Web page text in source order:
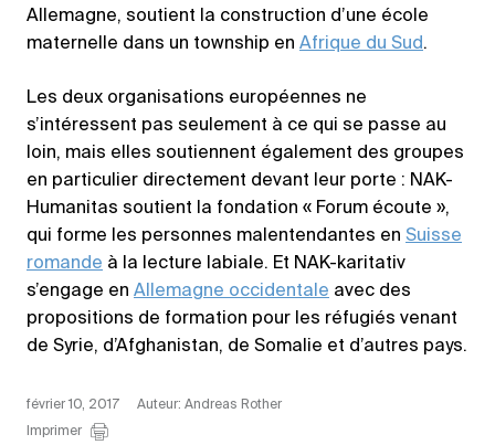
Allemagne, soutient la construction d’une école
maternelle dans un township en Afrique du Sud.
Les deux organisations européennes ne
s’intéressent pas seulement à ce qui se passe au
loin, mais elles soutiennent également des groupes
en particulier directement devant leur porte : NAK-
Humanitas soutient la fondation « Forum écoute »,
qui forme les personnes malentendantes en Suisse
romande à la lecture labiale. Et NAK-karitativ
s’engage en Allemagne occidentale avec des
propositions de formation pour les réfugiés venant
de Syrie, d’Afghanistan, de Somalie et d’autres pays.
février 10, 2017
Auteur: Andreas Rother
Imprimer